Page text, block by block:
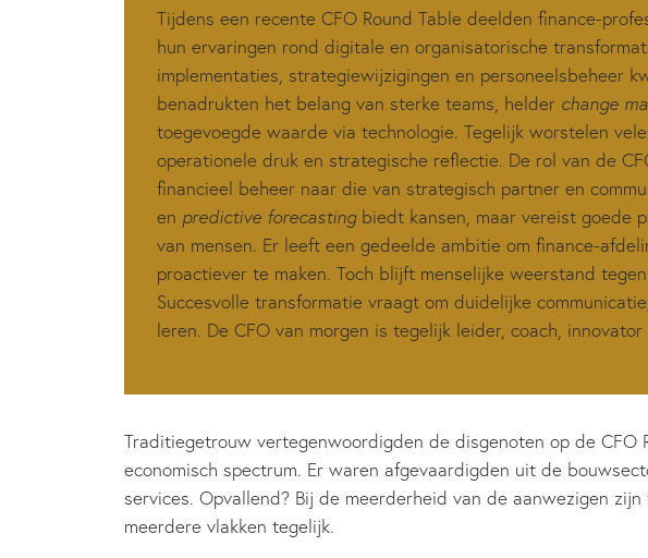
Tijdens een recente CFO Round Table deelden finance-
hun ervaringen rond digitale en organisatorische
implementaties, strategiewijzigingen en personeelsbeheer
benadrukten het belang van sterke teams, helder change
toegevoegde waarde via technologie. Tegelijk worstelen
operationele druk en strategische reflectie. De rol van de
financieel beheer naar die van strategisch partner en
en predictive forecastingbiedt kansen, maar vereist goede
van mensen. Er leeft een gedeelde ambitie om finance-
proactiever te maken. Toch blijft menselijke weerstand
Succesvolle transformatie vraagt om duidelijke
leren. De CFO van morgen is tegelijk leider, coach,
Traditiegetrouw vertegenwoordigden de disgenoten op de CFO
economisch spectrum. Er waren afgevaardigden uit de
services. Opvallend? Bij de meerderheid van de aanwezigen
meerdere vlakken tegelijk.